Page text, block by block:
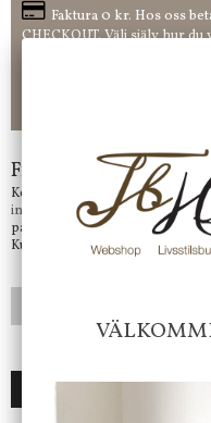
Faktura 0 kr. Hos oss
CHECKOUT. Välj själv hur
Frågor?
Kontakta oss på
info@jbhome.seVi svarar
på mail så fort vi kan.
Kundtjänst telefontid öppet